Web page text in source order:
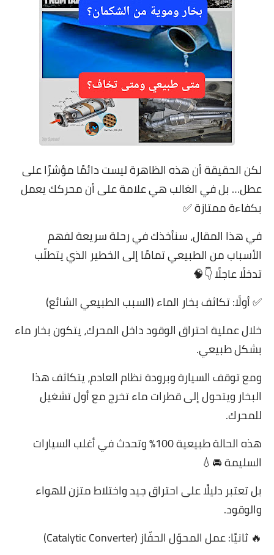
لكن الحقيقة أن هذه الظاهرة ليست دائمًا مؤشرًا على
عطل… بل في الغالب هي علامة على أن محركك يعمل
بكفاءة ممتازة ✅
في هذا المقال، سنأخذك في رحلة سريعة لفهم
الأسباب من الطبيعي تمامًا إلى الخطير الذي يتطلّب
تدخلًا عاجلًا 👇🧠
✅ أولًا: تكاثف بخار الماء (السبب الطبيعي الشائع)
خلال عملية احتراق الوقود داخل المحرك، يتكون بخار ماء
بشكل طبيعي.
ومع توقف السيارة وبرودة نظام العادم، يتكاثف هذا
البخار ويتحول إلى قطرات ماء تخرج مع أول تشغيل
للمحرك.
هذه الحالة طبيعية 100% وتحدث في أغلب السيارات
السليمة 🚘💧
بل تعتبر دليلًا على احتراق جيد واختلاط متزن للهواء
والوقود.
🔥 ثانيًا: عمل المحوّل الحفّاز (Catalytic Converter)